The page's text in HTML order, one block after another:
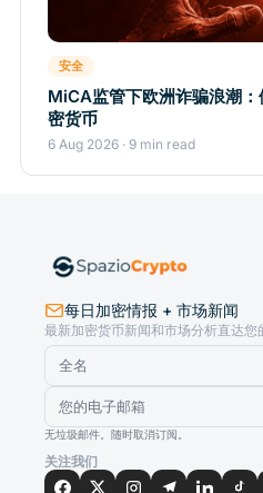
安全
MiCA监管下欧洲诈骗浪潮
密货币
6 Aug 2026 · 9 min read
每日加密情报 + 市场新闻
最新加密货币新闻和市场分析直达您
无垃圾邮件。随时取消订阅。
关注我们